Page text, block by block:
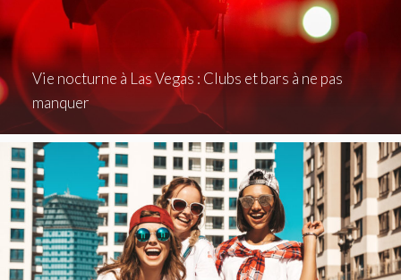
Vie nocturne à Las Vegas : Clubs et bars à ne pas
manquer